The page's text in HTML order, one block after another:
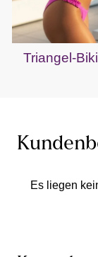
Triangel-
Es liegen